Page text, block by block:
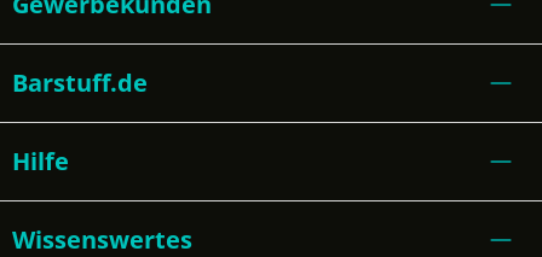
Barstuff.de
Hilfe
Wissenswertes